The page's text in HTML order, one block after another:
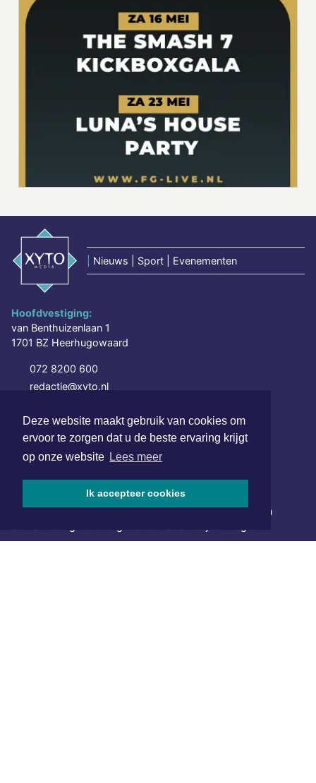
Deze website maakt gebruik van cookies om
ervoor te zorgen dat u de beste ervaring krijgt
op onze website Lees meer
Ik accepteer cookies
Nieuws | Sport | Evenementen
Hoofdvestiging:
van Benthuizenlaan 1
1701 BZ Heerhugowaard
072 8200 600
redactie@xyto.nl
SOCIAL MEDIA
Schrijf je in voor onze nieuwsbrief en krijg wekelijks een